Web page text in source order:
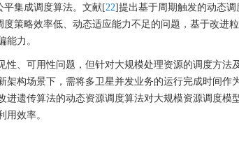
集成调度算法。文献[22]提出基于周期触发的动态调
策略效率低、动态适应能力不足的问题，基于改进
能力。
、可用性问题，但针对大规模处理资源的调度方法
构场景下，需将多卫星并发业务的运行完成时间作
遗传算法的动态资源调度算法对大规模资源调度模
效率。